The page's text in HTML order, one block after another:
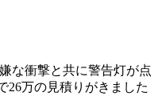
な衝撃と共に警告灯が点
26万の見積りがきました